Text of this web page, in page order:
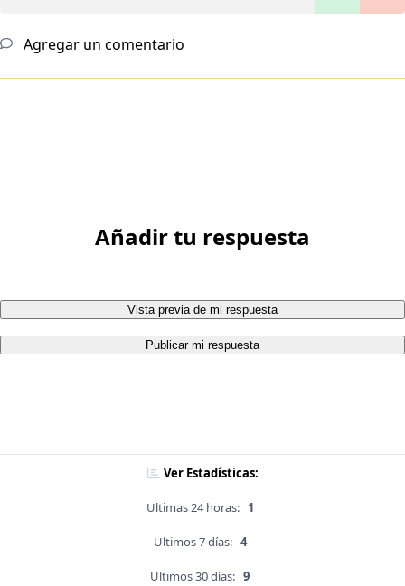
Agregar un comentario
Añadir tu respuesta
Vista previa de mi respuesta
Publicar mi respuesta
Ver Estadísticas:
Ultimas 24 horas: 1
Ultimos 7 días: 4
Ultimos 30 días: 9